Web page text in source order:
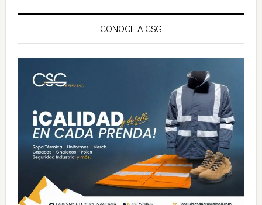
Barra
principal
CONOCE A CSG